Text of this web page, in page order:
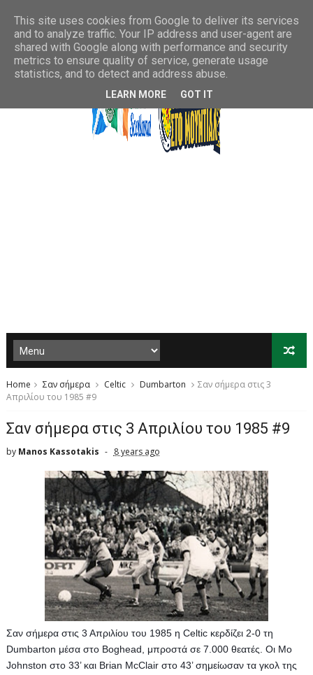
Home Σαν σήμερα Celtic Dumbarton
Σαν σήμερα στις 3
Απριλίου του 1985 #9
Σαν σήμερα στις 3 Απριλίου του 1985 #9
by Manos Kassotakis 8 years ago
Σαν σήμερα στις 3 Απριλίου του 1985 η Celtic κερδίζει 2-0 τη
Dumbarton μέσα στο Boghead, μπροστά σε 7.000 θεατές. Οι Mo
Johnston στο 33’ και Brian McClair στο 43’ σημείωσαν τα γκολ της
This site uses cookies from Google to deliver its services
and to analyze traffic. Your IP address and user-agent are
shared with Google along with performance and security
metrics to ensure quality of service, generate usage
statistics, and to detect and address abuse.
LEARN MORE GOT IT